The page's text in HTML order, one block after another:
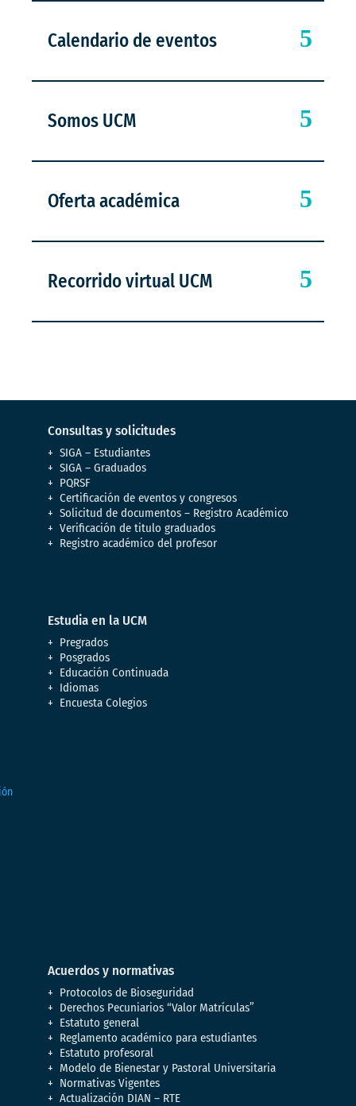
Calendario de eventos
Somos UCM
Oferta académica
Recorrido virtual UCM
Consultas y solicitudes
SIGA – Estudiantes
SIGA – Graduados
PQRSF
Certificación de eventos y congresos
Solicitud de documentos – Registro Académico
Verificación de titulo graduados
Registro académico del profesor
Estudia en la UCM
Pregrados
Posgrados
Educación Continuada
Idiomas
Encuesta Colegios
Acuerdos y normativas
Protocolos de Bioseguridad
Derechos Pecuniarios “Valor Matrículas”
Estatuto general
Reglamento académico para estudiantes
Estatuto profesoral
Modelo de Bienestar y Pastoral Universitaria
Normativas Vigentes
Actualización DIAN – RTE